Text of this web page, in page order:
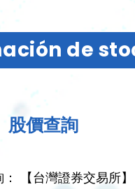
de
股價查詢
【台灣證券交易所】